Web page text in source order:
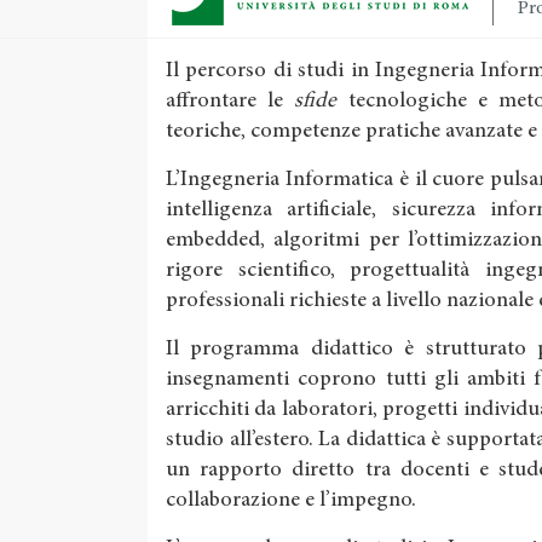
Il percorso di studi in Ingegneria
affrontare le sfidetecnologiche e
teoriche, competenze pratiche avanzate
L’Ingegneria Informatica è il cuore
intelligenza artificiale, sicurezza
embedded, algoritmi per
rigore scientifico, progettualità
professionali richieste a livello nazionale
Il programma didattico è
insegnamenti coprono tutti gli ambiti
arricchiti da laboratori, progetti
studio all’estero. La didattica è
un rapporto diretto tra docenti e
collaborazione e l’impegno.